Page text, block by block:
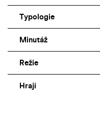
Typologie
Minutáž
Režie
Hrají